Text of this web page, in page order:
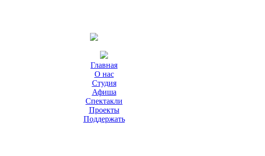
Главная
О нас
Студия
Афиша
Спектакли
Проекты
Поддержать